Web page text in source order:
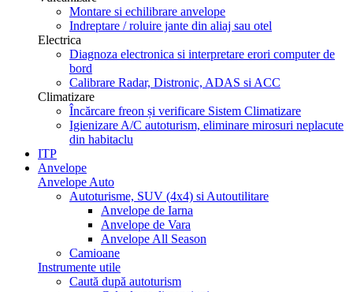
Montare si echilibrare anvelope
Indreptare / roluire jante din aliaj sau otel
Electrica
Diagnoza electronica si interpretare erori computer de
bord
Calibrare Radar, Distronic, ADAS si ACC
Climatizare
Încărcare freon și verificare Sistem Climatizare
Igienizare A/C autoturism, eliminare mirosuri neplacute
din habitaclu
ITP
Anvelope
Anvelope Auto
Autoturisme, SUV (4x4) si Autoutilitare
Anvelope de Iarna
Anvelope de Vara
Anvelope All Season
Camioane
Instrumente utile
Caută după autoturism